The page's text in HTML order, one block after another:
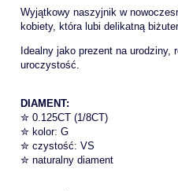
Wyjątkowy naszyjnik w
kobiety, która lubi delikatną
Idealny jako prezent na urodziny,
uroczystość.
DIAMENT:
✮ 0.125CT (1/8CT)
✮ kolor: G
✮ czystość: VS
✮ naturalny diament